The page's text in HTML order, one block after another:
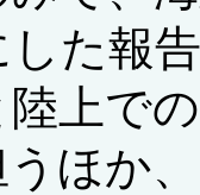
た報
上で
ほか